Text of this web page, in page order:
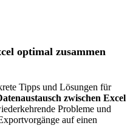
optimal zusammen
Tipps und Lösungen für
zwischen Excel
Probleme und
auf einen